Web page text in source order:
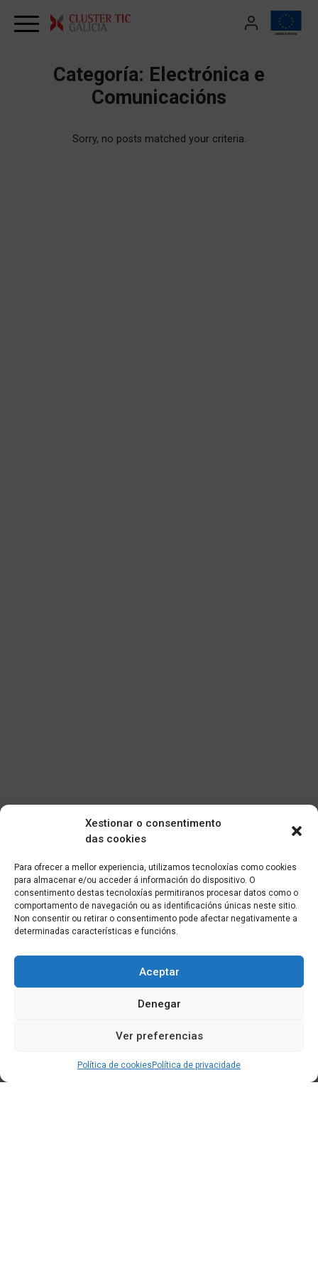
Xestionar o consentimento
das cookies
Para ofrecer a mellor experiencia, utilizamos tecnoloxías como cookies
para almacenar e/ou acceder á información do dispositivo. O
consentimento destas tecnoloxías permitiranos procesar datos como o
comportamento de navegación ou as identificacións únicas neste sitio.
Non consentir ou retirar o consentimento pode afectar negativamente a
determinadas características e funcións.
Aceptar
Denegar
Ver preferencias
Política de cookies Política de privacidade
Categoría: Electrónica e
Comunicacións
Sorry, no posts matched your criteria.